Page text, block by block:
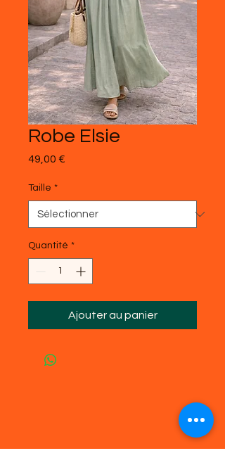
Robe Elsie
49,00 €
Taille *
Quantité *
Ajouter au panier